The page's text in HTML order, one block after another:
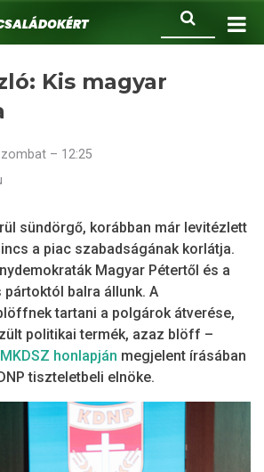
Kis magyar
– 12:25
sündörgő, korábban már levitézlett
a piac szabadságának korlátja.
Magyar Pétertől és a
balra állunk. A
tartani a polgárok átverése,
politikai termék, azaz blöff –
honlapján megjelent írásában
tiszteletbeli elnöke.